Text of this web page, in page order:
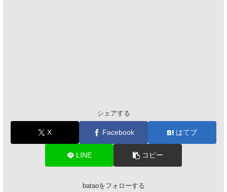
シェアする
X Facebook はてブ
LINE コピー
bataoをフォローする